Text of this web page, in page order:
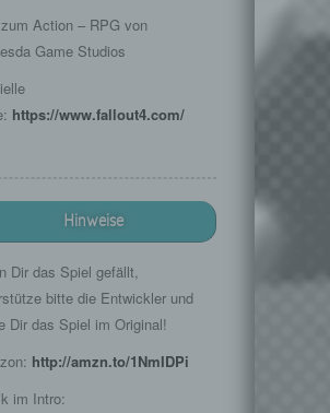
zum Action – RPG von
Game Studios
https://www.fallout4.com/
Hinweise
Dir das Spiel gefällt,
bitte die Entwickler und
Dir das Spiel im Original!
http://amzn.to/1NmIDPi
im Intro: